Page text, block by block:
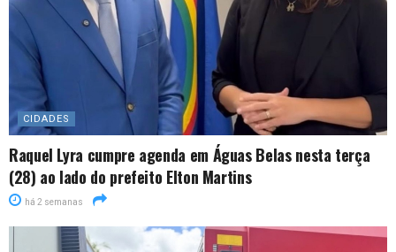
CIDADES
Raquel Lyra cumpre agenda em Águas Belas nesta terça
(28) ao lado do prefeito Elton Martins
há 2 semanas